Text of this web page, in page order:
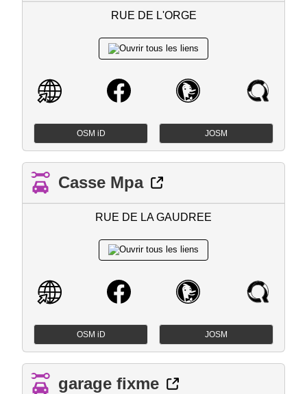
RUE DE L'ORGE
OSM iD JOSM
Casse Mpa
RUE DE LA GAUDREE
OSM iD JOSM
garage fixme